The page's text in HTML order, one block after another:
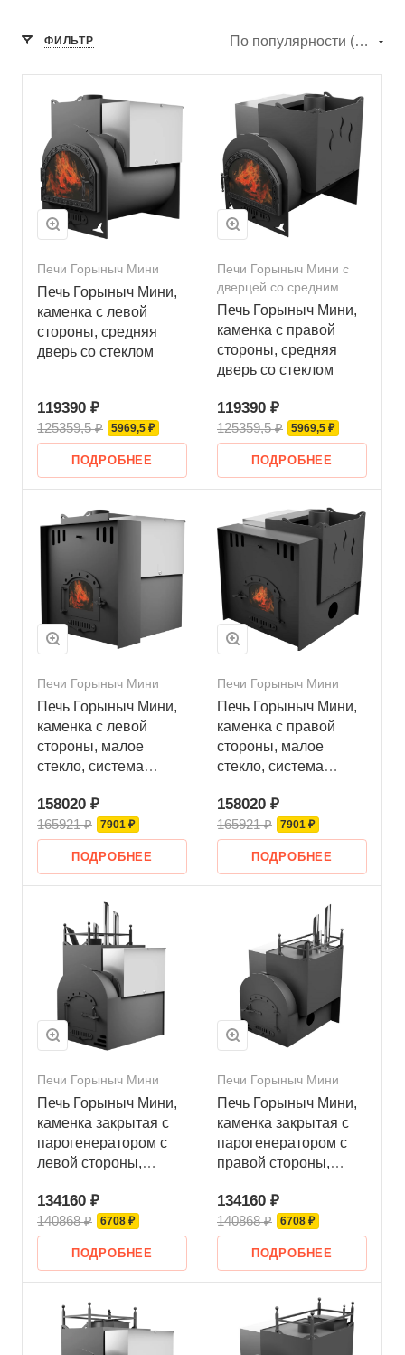
ФИЛЬТР По популярности (убывание)
Печи Горыныч Мини
Печь Горыныч Мини,
каменка с левой
стороны, средняя
дверь со стеклом
119390 ₽
125359,5 ₽ 5969,5 ₽
ПОДРОБНЕЕ
Печи Горыныч Мини с
дверцей со средним
стеклом
Печь Горыныч Мини,
каменка с правой
стороны, средняя
дверь со стеклом
119390 ₽
125359,5 ₽ 5969,5 ₽
ПОДРОБНЕЕ
Печи Горыныч Мини
Печь Горыныч Мини,
каменка с левой
стороны, малое
стекло, система
отопления с
порталом
158020 ₽
165921 ₽ 7901 ₽
ПОДРОБНЕЕ
Печи Горыныч Мини
Печь Горыныч Мини,
каменка с правой
стороны, малое
стекло, система
отопления с
порталом
158020 ₽
165921 ₽ 7901 ₽
ПОДРОБНЕЕ
Печи Горыныч Мини
Печь Горыныч Мини,
каменка закрытая с
парогенератором с
левой стороны,
отопления
134160 ₽
140868 ₽ 6708 ₽
ПОДРОБНЕЕ
Печи Горыныч Мини
Печь Горыныч Мини,
каменка закрытая с
парогенератором с
правой стороны,
отопления
134160 ₽
140868 ₽ 6708 ₽
ПОДРОБНЕЕ